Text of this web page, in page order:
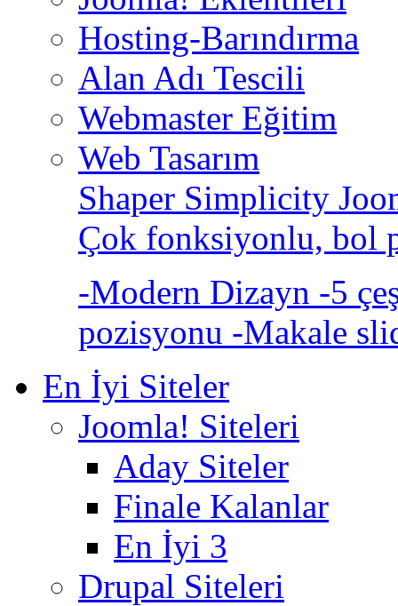
Hosting-Barındırma
Alan Adı Tescili
Webmaster Eğitim
Web Tasarım
Shaper Simplicity
Çok fonksiyonlu, bol
-Modern Dizayn -5
pozisyonu -Makale
En İyi Siteler
Joomla! Siteleri
Aday Siteler
Finale Kalanlar
En İyi 3
Drupal Siteleri